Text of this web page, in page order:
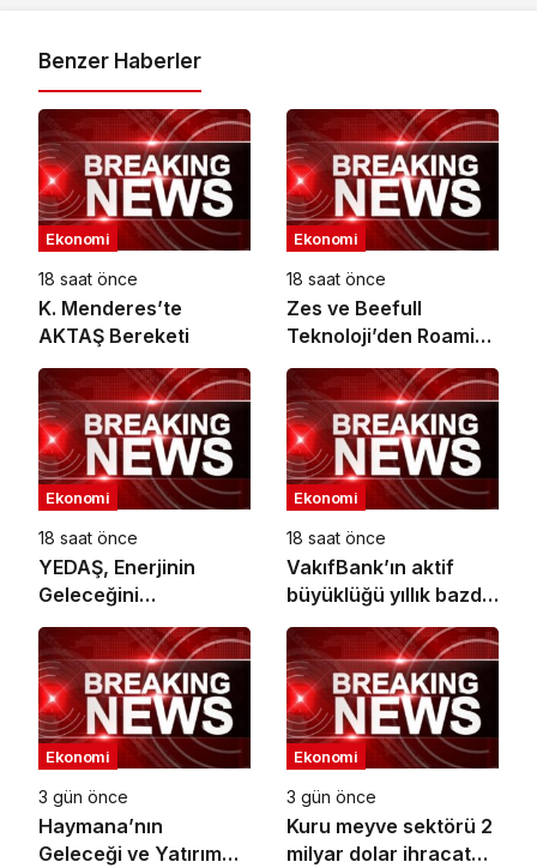
Benzer Haberler
Ekonomi
18 saat önce
K. Menderes’te
AKTAŞ Bereketi
Ekonomi
18 saat önce
Zes ve Beefull
Teknoloji’den Roaming
İş Birliği
Ekonomi
18 saat önce
YEDAŞ, Enerjinin
Geleceğini
Şekillendirecek Genç
Yetenekleri Arıyor
Ekonomi
18 saat önce
VakıfBank’ın aktif
büyüklüğü yıllık bazda
yüzde 28 artışla 5,8
trilyon TL’yi aştı
Ekonomi
3 gün önce
Haymana’nın
Geleceği ve Yatırım
Ekonomi
3 gün önce
Kuru meyve sektörü 2
milyar dolar ihracat